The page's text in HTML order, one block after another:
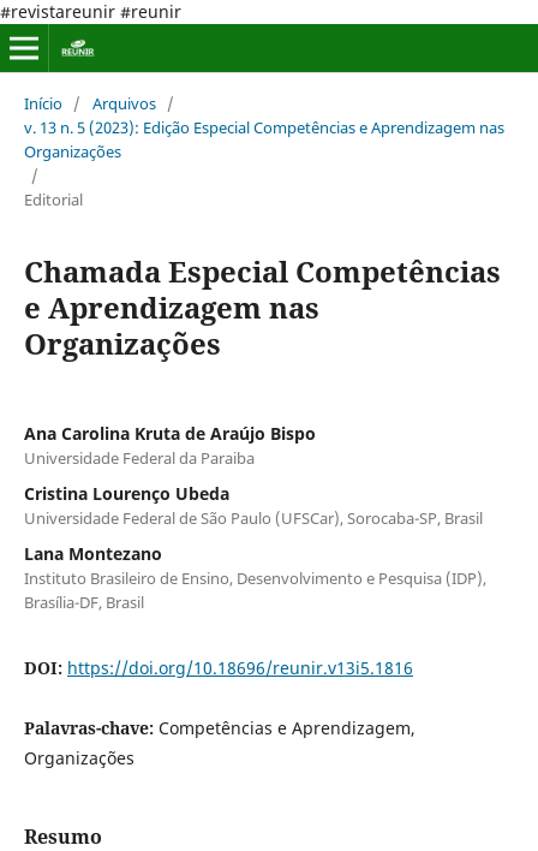
#revistareunir #reunir
Início / Arquivos /
v. 13 n. 5 (2023): Edição Especial Competências e Aprendizagem nas
Organizações
/
Editorial
Chamada Especial Competências
e Aprendizagem nas
Organizações
Ana Carolina Kruta de Araújo Bispo
Universidade Federal da Paraiba
Cristina Lourenço Ubeda
Universidade Federal de São Paulo (UFSCar), Sorocaba-SP, Brasil
Lana Montezano
Instituto Brasileiro de Ensino, Desenvolvimento e Pesquisa (IDP),
Brasília-DF, Brasil
DOI: https://doi.org/10.18696/reunir.v13i5.1816
Palavras-chave: Competências e Aprendizagem,
Organizações
Resumo